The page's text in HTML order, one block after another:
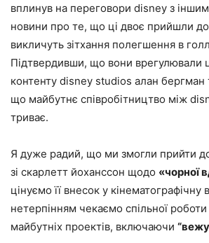
вплинув на переговори disney з
новини про те, що ці двоє прийшли
викличуть зітхання полегшення в
Підтвердивши, що вони врегулювали
контенту disney studios алан бергман
що майбутнє співробітництво між
триває.
Я дуже радий, що ми змогли прийти
зі скарлетт йоханссон щодо «чорної
цінуємо її внесок у кінематографічну
нетерпінням чекаємо спільної
майбутніх проектів, включаючи